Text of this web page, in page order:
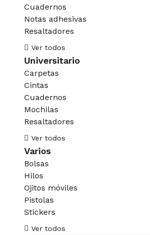
Cuadernos
Notas adhesivas
Resaltadores
Ver todos
Universitario
Carpetas
Cintas
Cuadernos
Mochilas
Resaltadores
Ver todos
Varios
Bolsas
Hilos
Ojitos móviles
Pistolas
Stickers
Ver todos